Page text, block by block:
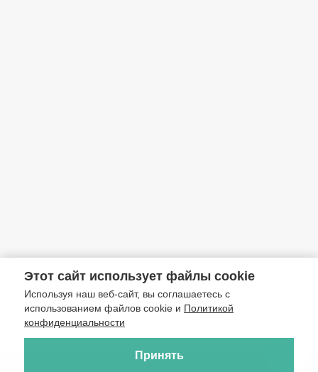
Этот сайт использует файлы cookie
Используя наш веб-сайт, вы соглашаетесь с
использованием файлов cookie и Политикой
конфиденциальности
Принять